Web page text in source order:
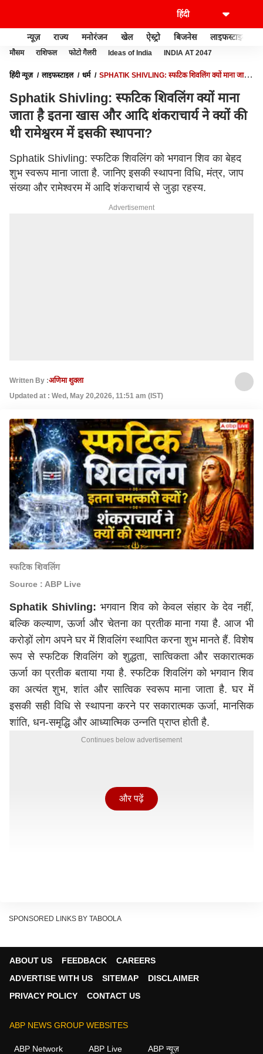
न्यूज़ राज्य मनोरंजन खेल ऐस्ट्रो बिजनेस लाइफस्टाइल
मौसम राशिफल फोटो गैलरी Ideas of India INDIA AT 2047
हिंदी न्यूज़ लाइफस्टाइल धर्म
SPHATIK SHIVLING: स्फटिक शिवलिंग क्यों माना जाता
Sphatik Shivling: स्फटिक शिवलिंग क्यों माना
जाता है इतना खास और आदि शंकराचार्य ने क्यों की
थी रामेश्वरम में इसकी स्थापना?
Sphatik Shivling: स्फटिक शिवलिंग को भगवान शिव का बेहद
शुभ स्वरूप माना जाता है. जानिए इसकी स्थापना विधि, मंत्र, जाप
संख्या और रामेश्वरम में आदि शंकराचार्य से जुड़ा रहस्य.
Advertisement
Written By :अणिमा शुक्ला
Updated at : Wed, May 20,2026, 11:51 am (IST)
स्फटिक शिवलिंग
Source : ABP Live
Sphatik Shivling:भगवान शिव को केवल संहार के देव नहीं,
बल्कि कल्याण, ऊर्जा और चेतना का प्रतीक माना गया है. आज भी
करोड़ों लोग अपने घर में शिवलिंग स्थापित करना शुभ मानते हैं. विशेष
रूप से स्फटिक शिवलिंग को शुद्धता, सात्विकता और सकारात्मक
ऊर्जा का प्रतीक बताया गया है. स्फटिक शिवलिंग को भगवान शिव
का अत्यंत शुभ, शांत और सात्विक स्वरूप माना जाता है. घर में
इसकी सही विधि से स्थापना करने पर सकारात्मक ऊर्जा, मानसिक
शांति, धन-समृद्धि और आध्यात्मिक उन्नति प्राप्त होती है.
Continues below advertisement
विधि और नियमों की जानकारी कम लोगों को होती है. केवल पूजा की
और पढ़ें
SPONSORED LINKS BY TABOOLA
ABOUT US FEEDBACK
CAREERS
ADVERTISE WITH US
SITEMAP
DISCLAIMER
PRIVACY POLICY
CONTACT US
ABP NEWS GROUP WEBSITES
ABP Network ABP Live ABP न्यूज़